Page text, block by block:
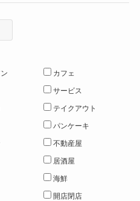
カフェ
サービス
テイクアウト
パンケーキ
不動産屋
居酒屋
海鮮
開店閉店